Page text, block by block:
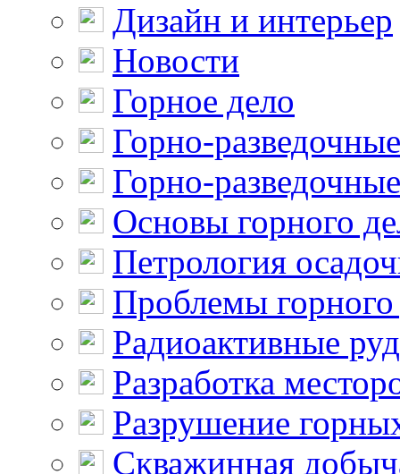
Дизайн и интерьер
Новости
Горное дело
Горно-
Горно-
Основы горного
Петрология
Проблемы горного
Радиоактивные
Разработка
Разрушение
Скважинная